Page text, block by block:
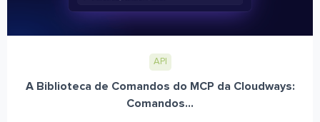
API
A Biblioteca de Comandos do MCP da Cloudways:
Comandos...